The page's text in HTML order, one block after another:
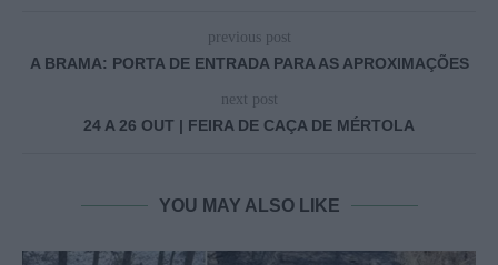
previous post
A BRAMA: PORTA DE ENTRADA PARA AS APROXIMAÇÕES
next post
24 A 26 OUT | FEIRA DE CAÇA DE MÉRTOLA
YOU MAY ALSO LIKE